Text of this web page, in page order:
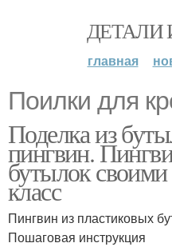
ДЕТАЛИ
главная
Поилки для
Поделка из
пингвин.
бутылок
класс
Пингвин из пластиковых
Пошаговая инструкция